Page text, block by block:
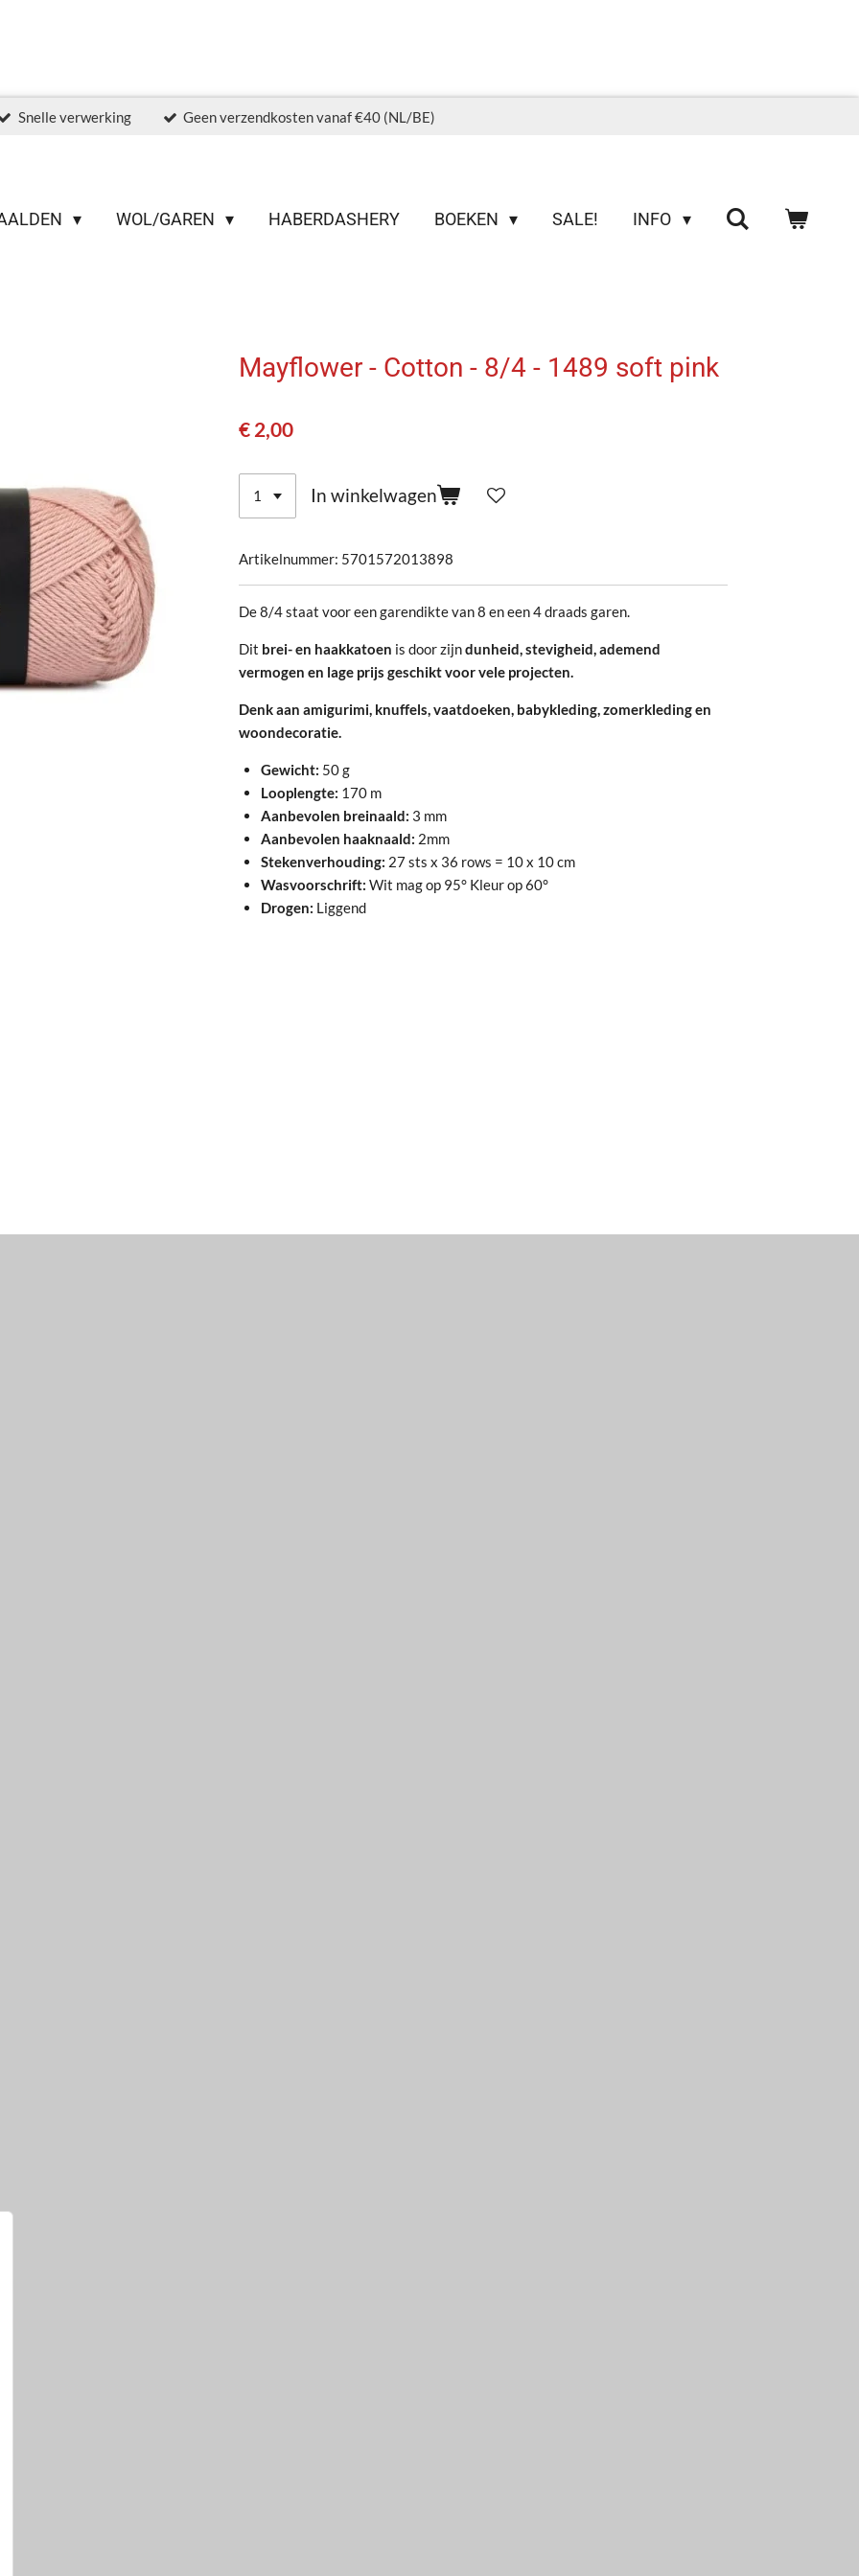
Snelle verwerking Geen verzendkosten vanaf €40 (NL/BE)
WOL/GAREN HABERDASHERY BOEKEN SALE! INFO
Mayflower - Cotton - 8/4 - 1489 soft pink
€ 2,00
In winkelwagen
Artikelnummer: 5701572013898
De 8/4 staat voor een garendikte van 8 en een 4 draads garen.
Dit brei- en haakkatoen is door zijndunheid, stevigheid, ademend
vermogen en lage prijs geschikt voor vele projecten.
Denk aan amigurimi, knuffels, vaatdoeken, babykleding, zomerkleding en
woondecoratie.
Gewicht: 50 g
Looplengte: 170 m
Aanbevolen breinaald: 3 mm
Aanbevolen haaknaald: 2mm
Stekenverhouding: 27 sts x 36 rows = 10 x 10 cm
Wasvoorschrift: Wit mag op 95° Kleur op 60°
Drogen: Liggend